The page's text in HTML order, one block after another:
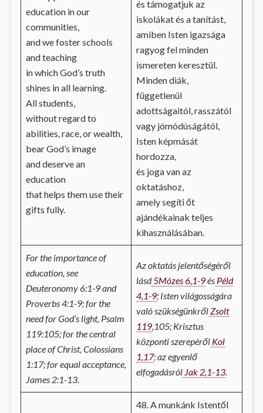
education in our
communities,
and we foster schools
and teaching
in which God’s truth
shines in all learning.
All students,
without regard to
abilities, race, or wealth,
bear God’s image
and deserve an
education
that helps them use their
gifts fully.
és támogatjuk az
iskolákat és a tanítást,
amiben Isten igazsága
ragyog fel minden
ismereten keresztül.
Minden diák,
függetlenül
adottságaitól, rasszától
vagy jómódúságától,
Isten képmását
hordozza,
és joga van az
oktatáshoz,
amely segíti őt
ajándékainak teljes
kihasználásában.
For the importance of
education, see
Deuteronomy 6:1-9 and
Proverbs 4:1-9; for the
need for God’s light, Psalm
119:105; for the central
place of Christ, Colossians
1:17; for equal acceptance,
James 2:1-13.
Az oktatás jelentőségéről
lásd5Mózes 6,1-9ésPéld
4,1-9; Isten világosságára
való szükségünkrőlZsolt
119,105; Krisztus
központi szerepérőlKol
1,17; az egyenlő
elfogadásrólJak 2,1-13.
48. A munkánk Istentől